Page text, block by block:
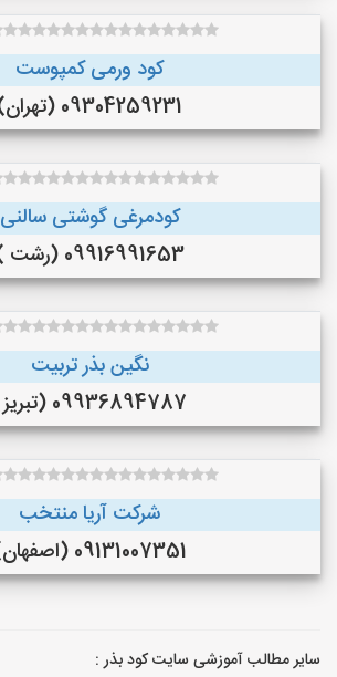
کود ورمی کمپوست
09304259231 (تهران)
کودمرغی گوشتی سالنی
09916991653 (رشت )
نگین بذر تربیت
09936894787 (تبریز)
شرکت آریا منتخب
09131007351 (اصفهان)
سایر مطالب آموزشی سایت کود بذر :